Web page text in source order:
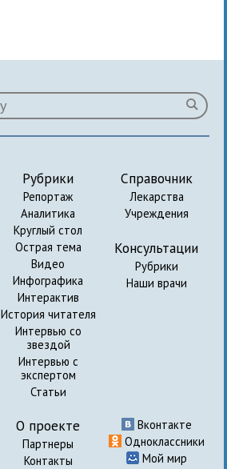
Рубрики
Репортаж
Аналитика
Круглый стол
Острая тема
Видео
Инфографика
Интерактив
История читателя
Интервью со
звездой
Интервью с
экспертом
Статьи
Справочник
Лекарства
Учреждения
Консультации
Рубрики
Наши врачи
О проекте
Партнеры
Контакты
Вконтакте
Одноклассники
Мой мир